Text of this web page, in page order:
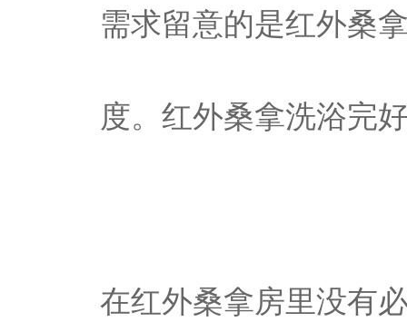
需求留意的是红外桑
度。红外桑拿洗浴完
在红外桑拿房里没有